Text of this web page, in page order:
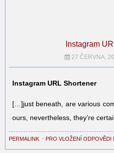
Instagram
27 ČERVNA,
Instagram URL Shortener
[…]just beneath, are various
ours, nevertheless, they’re
PERMALINK ⋅ PRO VLOŽENÍ ODPOVĚDI